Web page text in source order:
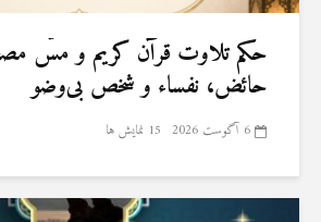
حكم تلاوت قرآن كريم و مسّ
حائض، نفساء و شخص بی‌وضو
6 آگوست 2026 15 نمایش ها